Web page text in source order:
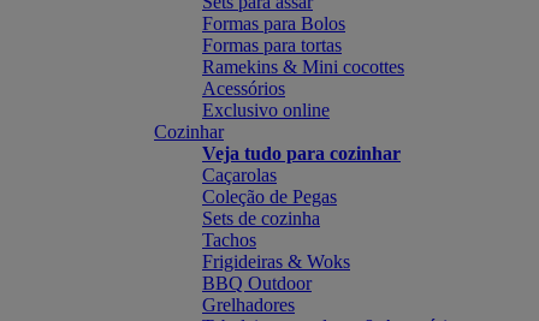
Formas para Bolos
Formas para tortas
Ramekins & Mini cocottes
Acessórios
Exclusivo online
Cozinhar
Veja tudo para cozinhar
Caçarolas
Coleção de Pegas
Sets de cozinha
Tachos
Frigideiras & Woks
BBQ Outdoor
Grelhadores